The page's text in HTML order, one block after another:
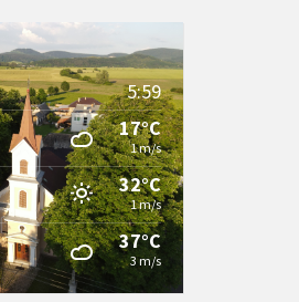
5:59
17°C
1 m/s
32°C
1 m/s
37°C
3 m/s